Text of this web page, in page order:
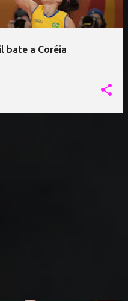
bate a Coréia